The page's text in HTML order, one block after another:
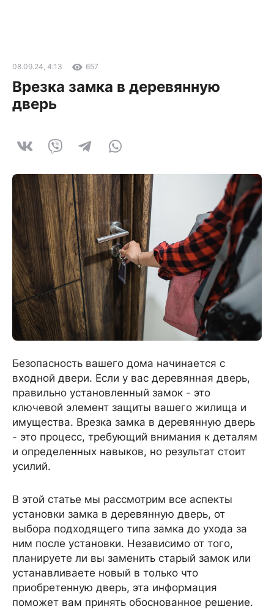
08.09.24, 4:13 657
Врезка замка в деревянную
дверь
Безопасность вашего дома начинается с
входной двери. Если у вас деревянная дверь,
правильно установленный замок - это
ключевой элемент защиты вашего жилища и
имущества. Врезка замка в деревянную дверь
- это процесс, требующий внимания к деталям
и определенных навыков, но результат стоит
усилий.
В этой статье мы рассмотрим все аспекты
установки замка в деревянную дверь, от
выбора подходящего типа замка до ухода за
ним после установки. Независимо от того,
планируете ли вы заменить старый замок или
устанавливаете новый в только что
приобретенную дверь, эта информация
поможет вам принять обоснованное решение.